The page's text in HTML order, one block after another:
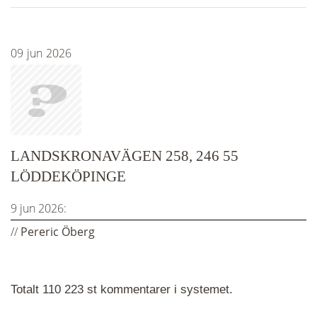
Totalt 110 223 st kommentarer i systemet.
09 jun 2026
LANDSKRONAVÄGEN 258, 246 55
LÖDDEKÖPINGE
9 jun 2026:
// Pereric Öberg